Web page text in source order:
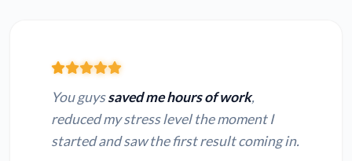
You guyssaved me hours of work,
reduced my stress level the moment I
started and saw the first result coming in.